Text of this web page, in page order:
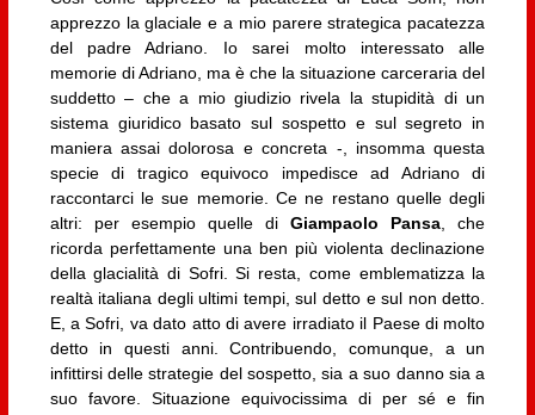
apprezzo la glaciale e a mio parere strategica pacatezza
del padre Adriano. Io sarei molto interessato alle
memorie di Adriano, ma è che la situazione carceraria del
suddetto – che a mio giudizio rivela la stupidità di un
sistema giuridico basato sul sospetto e sul segreto in
maniera assai dolorosa e concreta -, insomma questa
specie di tragico equivoco impedisce ad Adriano di
raccontarci le sue memorie. Ce ne restano quelle degli
altri: per esempio quelle diGiampaolo Pansa , che
ricorda perfettamente una ben più violenta declinazione
della glacialità di Sofri. Si resta, come emblematizza la
realtà italiana degli ultimi tempi, sul detto e sul non detto.
E, a Sofri, va dato atto di avere irradiato il Paese di molto
detto in questi anni. Contribuendo, comunque, a un
infittirsi delle strategie del sospetto, sia a suo danno sia a
suo favore. Situazione equivocissima di per sé e fin